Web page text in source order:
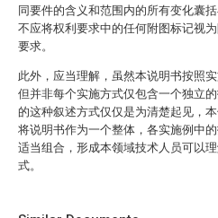
同要件的含义和范围内的所有变化囊括
不应将权利要求中的任何附图标记视
要求。
此外，应当理解，虽然本说明书按照
但并非每个实施方式仅包含一个独立
的这种叙述方式仅仅是为清楚起见，
将说明书作为一个整体，各实施例中
适当组合，形成本领域技术人员可以
式。